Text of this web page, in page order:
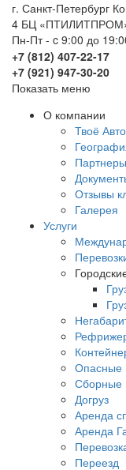
г. Санкт-Петербург
4 БЦ
Пн-Пт - c 9:00 до
+7 (812) 407-22-17
+7 (921) 947-30-20
Показать меню
О компании
Твоё Авто
Партнеры
Отзывы
Галерея
Услуги
Опасные
Сборные
Догруз
Аренда
Аренда
Переезд